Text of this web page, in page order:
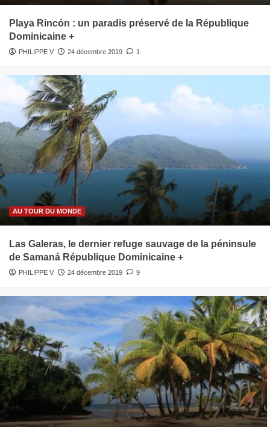
Playa Rincón : un paradis préservé de la République
Dominicaine +
PHILIPPE V 24 décembre 2019 1
AU TOUR DU MONDE
Las Galeras, le dernier refuge sauvage de la péninsule
de Samaná République Dominicaine +
PHILIPPE V 24 décembre 2019 9